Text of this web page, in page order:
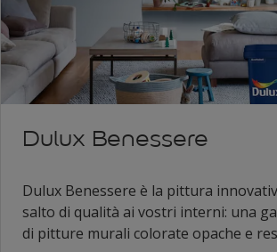
Dulux Benessere
Dulux Benessere è la pittura
salto di qualità ai vostri interni: una
di pitture murali colorate opache e